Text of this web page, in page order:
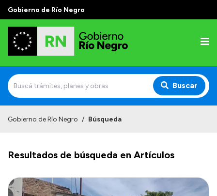
Gobierno de Río Negro
Buscar
Prensa
Autoridades y Organismos
Discursos en la Legislatura
Gobierno de Río Negro / Búsqueda
Resultados de búsqueda en Artículos